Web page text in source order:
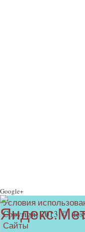
Google+
Условия
Copyright 2013 ©
Сайты